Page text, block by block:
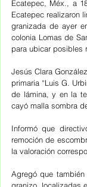
Ecatepec, Méx., a
Ecatepec realizaron
granizada de ayer
colonia Lomas de
para ubicar posibles
Jesús Clara
primaria “Luis G.
de lámina, y en la
cayó malla sombra
Informó que
remoción de
la valoración
Agregó que